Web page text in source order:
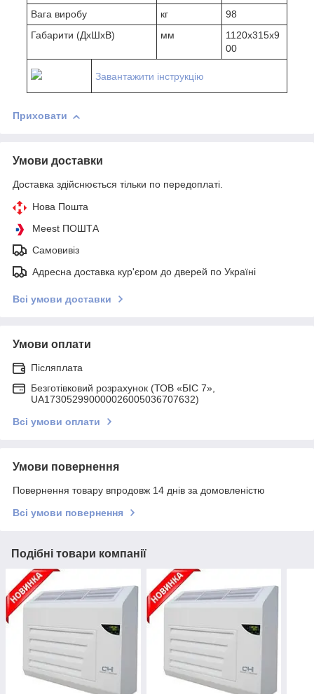
Вага виробу
кг
98
Габарити (ДхШхВ)
мм
1120х315х9
00
Завантажити інструкцію
Приховати
Умови доставки
Доставка здійснюється тільки по передоплаті.
Нова Пошта
Meest ПОШТА
Самовивіз
Адресна доставка кур'єром до дверей по Україні
Всі умови доставки
Умови оплати
Післяплата
Безготівковий розрахунок (ТОВ «БІС 7»,
UA173052990000026005036707632)
Всі умови оплати
Умови повернення
Повернення товару впродовж 14 днів за домовленістю
Всі умови повернення
Подібні товари компанії